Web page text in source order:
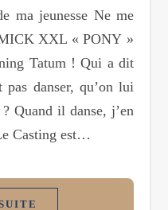
ma jeunesse Ne me
XXL « PONY »
Tatum ! Qui a dit
pas danser, qu’on lui
Quand il danse, j’en
Casting est…